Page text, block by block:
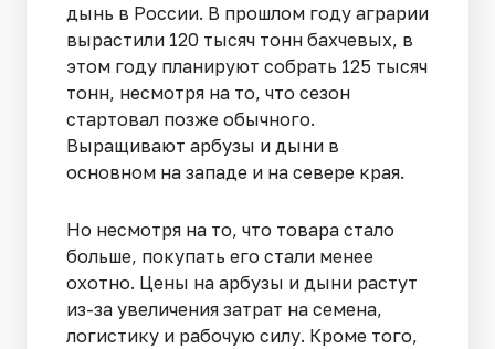
дынь в России. В прошлом году аграрии
вырастили 120 тысяч тонн бахчевых, в
этом году планируют собрать 125 тысяч
тонн, несмотря на то, что сезон
стартовал позже обычного.
Выращивают арбузы и дыни в
основном на западе и на севере края.
Но несмотря на то, что товара стало
больше, покупать его стали менее
охотно. Цены на арбузы и дыни растут
из-за увеличения затрат на семена,
логистику и рабочую силу. Кроме того,